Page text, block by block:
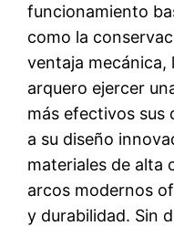
funcionamiento
como la
ventaja mecánica,
arquero ejercer
más efectivos sus
a su diseño
materiales de alta
arcos modernos
y durabilidad. Sin